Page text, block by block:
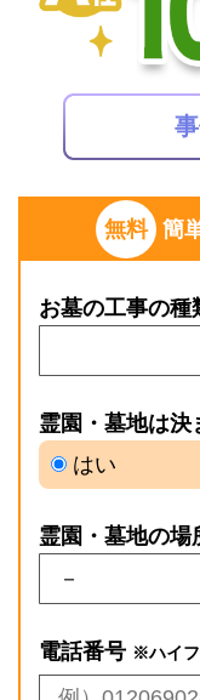
無料 簡
お墓の工事の種
霊園・墓地は決
はい
霊園・墓地の場
電話番号 ※ハイ